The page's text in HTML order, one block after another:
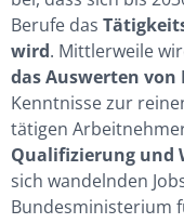
Berufe das
wird. Mittlerweile
das Auswerten von
Kenntnisse zur
tätigen
Qualifizierung und
sich wandelnden
Bundesministerium